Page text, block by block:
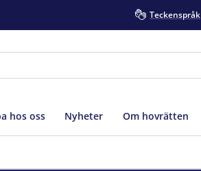
Teckenspråk
hos oss Nyheter Om hovrätten